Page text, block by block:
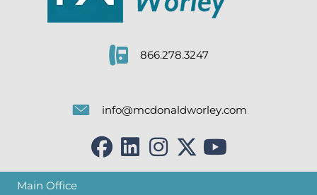
866.278.3247
info@mcdonaldworley.com
Main Office